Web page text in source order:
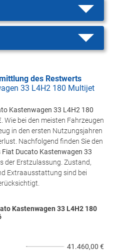
des Restwerts
33 L4H2 180 Multijet
Kastenwagen 33 L4H2 180
. Wie bei den meisten Fahrzeugen
in den ersten Nutzungsjahren
Nachfolgend finden Sie den
Fiat Ducato Kastenwagen 33
der Erstzulassung. Zustand,
Extraausstattung sind bei
Kastenwagen 33 L4H2 180
41.460,00 €